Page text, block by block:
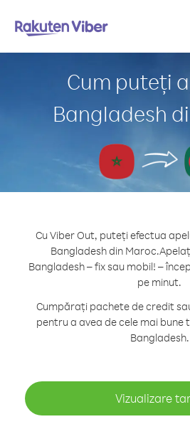
Cum puteți
Bangladesh
Cu Viber Out, puteți efectua
Bangladesh din Maroc.
Bangladesh – fix sau mobil! –
pe minut.
Cumpărați pachete de credit
pentru a avea de cele mai
Bangladesh.
Vizualizare